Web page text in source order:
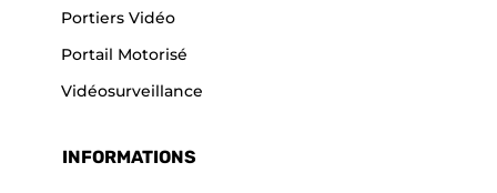
Portiers Vidéo
Portail Motorisé
Vidéosurveillance
INFORMATIONS